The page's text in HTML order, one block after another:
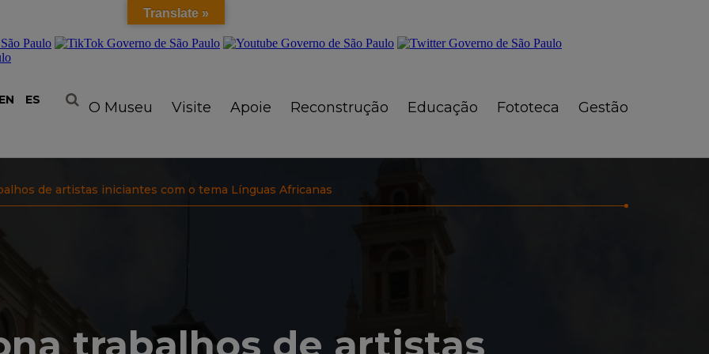
EN ES O Museu Visite Apoie Reconstrução Educação Fototeca Gestão
de artistas iniciantes com o tema Línguas Africanas
trabalhos de artistas
Translate »